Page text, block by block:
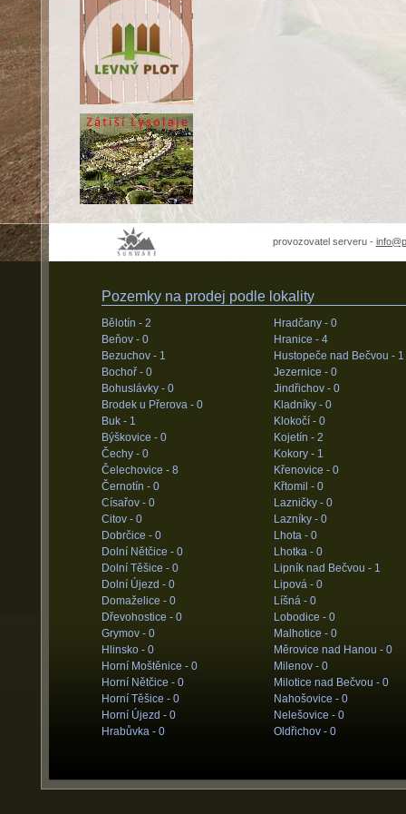
provozovatel serveru -
Pozemky na prodej podle lokality
Bělotín - 2
Beňov - 0
Bezuchov - 1
Bochoř - 0
Bohuslávky - 0
Brodek u Přerova - 0
Buk - 1
Býškovice - 0
Čechy - 0
Čelechovice - 8
Černotín - 0
Císařov - 0
Citov - 0
Dobrčice - 0
Dolní Nětčice - 0
Dolní Těšice - 0
Dolní Újezd - 0
Domaželice - 0
Dřevohostice - 0
Grymov - 0
Hlinsko - 0
Horní Moštěnice - 0
Horní Nětčice - 0
Horní Těšice - 0
Horní Újezd - 0
Hrabůvka - 0
Hradčany - 0
Hranice - 4
Hustopeče nad Bečvou - 1
Jezernice - 0
Jindřichov - 0
Kladníky - 0
Klokočí - 0
Kojetín - 2
Kokory - 1
Křenovice - 0
Křtomil - 0
Lazničky - 0
Lazníky - 0
Lhota - 0
Lhotka - 0
Lipník nad Bečvou - 1
Lipová - 0
Líšná - 0
Lobodice - 0
Malhotice - 0
Měrovice nad Hanou - 0
Milenov - 0
Milotice nad Bečvou - 0
Nahošovice - 0
Nelešovice - 0
Oldřichov - 0